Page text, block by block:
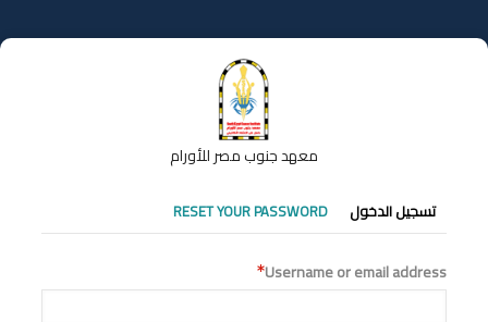
إلى
المحتوى
معهد جنوب مصر للأورام
التبويبات
الأساسية
تسجيل الدخول RESET YOUR PASSWORD
Username or email address